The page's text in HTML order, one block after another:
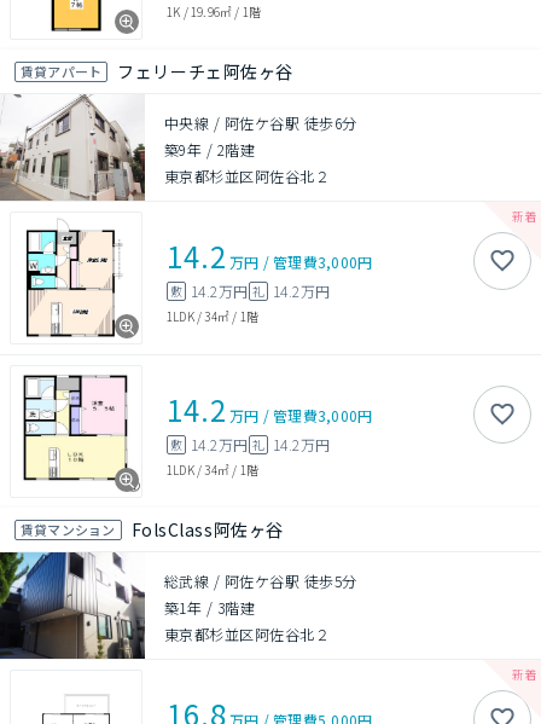
1K / 19.96㎡ / 1階
賃貸アパート フェリーチェ阿佐ヶ谷
中央線 / 阿佐ケ谷駅 徒歩6分
築9年 / 2階建
東京都杉並区阿佐谷北２
14.2 万円 /管理費3,000円
敷 14.2万円 礼 14.2万円
1LDK/34㎡ / 1階
14.2 万円 /管理費3,000円
敷 14.2万円 礼 14.2万円
1LDK/34㎡ / 1階
賃貸マンション FolsClass阿佐ヶ谷
総武線 / 阿佐ケ谷駅 徒歩5分
築1年 / 3階建
東京都杉並区阿佐谷北２
16.8万円 /管理費5,000円